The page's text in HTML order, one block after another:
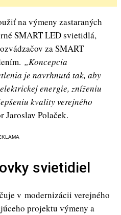
na výmeny zastaraných
SMART LED svietidlá,
za SMART
„Koncepcia
je navrhnutá tak, aby
energie, zníženiu
kvality verejného
Polaček.
svietidiel
v modernizácii verejného
projektu výmeny a